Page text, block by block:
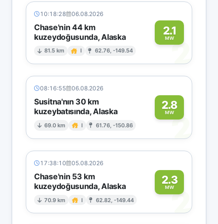
10:18:28 06.08.2026
Chase'nin 44 km
kuzeydoğusunda, Alaska
81.5 km I 62.76, -149.54
2.1
MW2
08:16:55 06.08.2026
Susitna'nın 30 km
kuzeybatısında, Alaska
69.0 km I 61.76, -150.86
2.8
MW
2
17:38:10 05.08.2026
Chase'nin 53 km
kuzeydoğusunda, Alaska
70.9 km I 62.82, -149.44
2.3
MW2